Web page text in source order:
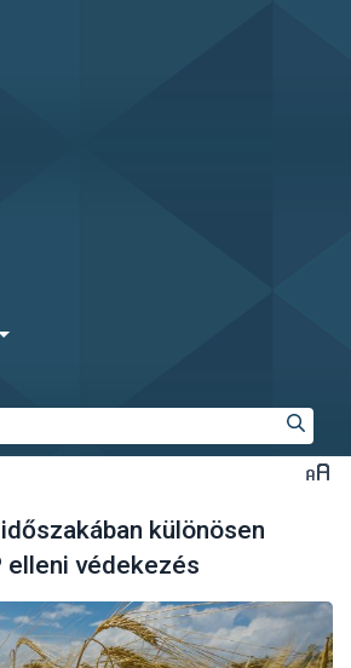
különösen
védekezés